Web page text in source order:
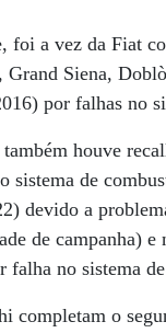
foi a vez da Fiat
Siena,
por falhas no
houve
sistema de
devido a
de campanha)
falha no sistema
completam o